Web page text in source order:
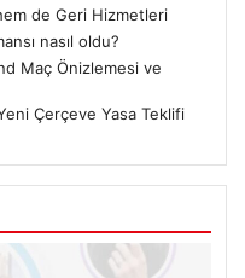
de Geri Hizmetleri
nasıl oldu?
Maç Önizlemesi ve
Çerçeve Yasa Teklifi